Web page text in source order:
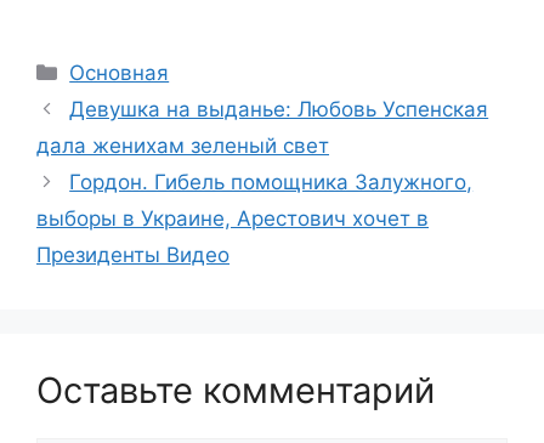
Рубрики
Основная
Девушка на выданье: Любовь Успенская
дала женихам зеленый свет
Гордон. Гибель помощника Залужного,
выборы в Украине, Арестович хочет в
Президенты Видео
Оставьте комментарий